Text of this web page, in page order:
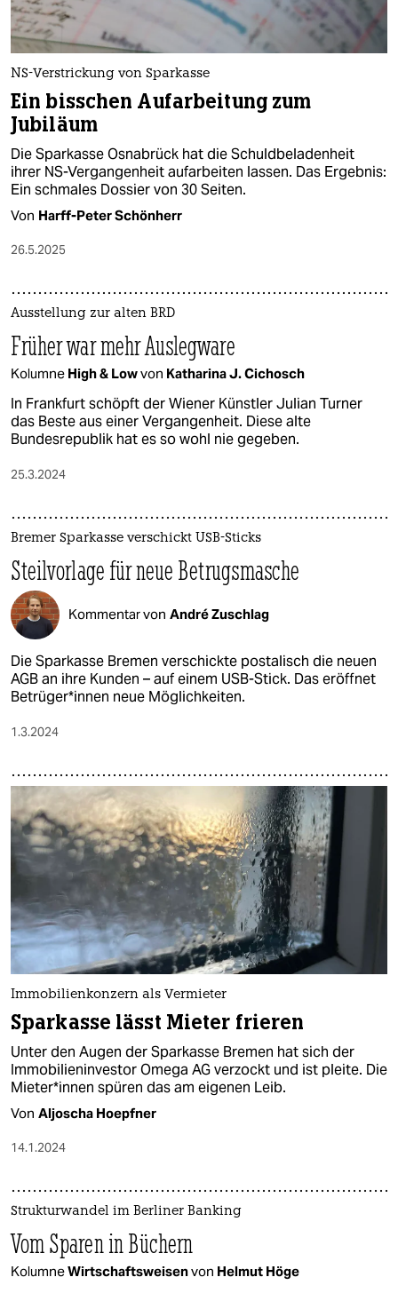
NS-Verstrickung von Sparkasse
Ein bisschen Aufarbeitung zum
Jubiläum
Die Sparkasse Osnabrück hat die Schuldbeladenheit
ihrer NS-Vergangenheit aufarbeiten lassen. Das Ergebnis:
Ein schmales Dossier von 30 Seiten.
Von Harff-Peter Schönherr
26.5.2025
Ausstellung zur alten BRD
Früher war mehr Auslegware
Kolumne High & Lowvon Katharina J. Cichosch
In Frankfurt schöpft der Wiener Künstler Julian Turner
das Beste aus einer Vergangenheit. Diese alte
Bundesrepublik hat es so wohl nie gegeben.
25.3.2024
Bremer Sparkasse verschickt USB-Sticks
Steilvorlage für neue Betrugsmasche
Kommentar von André Zuschlag
Die Sparkasse Bremen verschickte postalisch die neuen
AGB an ihre Kunden – auf einem USB-Stick. Das eröffnet
Be­trü­ge­r*in­nen neue Möglichkeiten.
1.3.2024
Immobilienkonzern als Vermieter
Sparkasse lässt Mieter frieren
Unter den Augen der Sparkasse Bremen hat sich der
Immobilieninvestor Omega AG verzockt und ist pleite. Die
Mie­te­r*in­nen spüren das am eigenen Leib.
Von Aljoscha Hoepfner
14.1.2024
Strukturwandel im Berliner Banking
Vom Sparen in Büchern
KolumneWirtschaftsweisenvon Helmut Höge